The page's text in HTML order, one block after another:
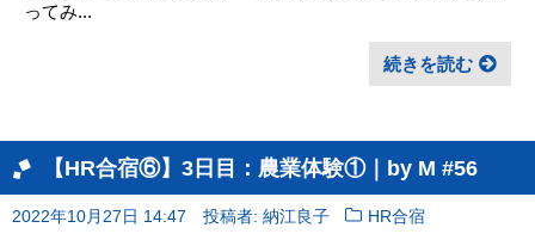
ってみ...
続きを読む
【HR合宿⑥】3日目：農業体験①｜by M #56
2022年10月27日 14:47 投稿者: 納江良子 HR合宿